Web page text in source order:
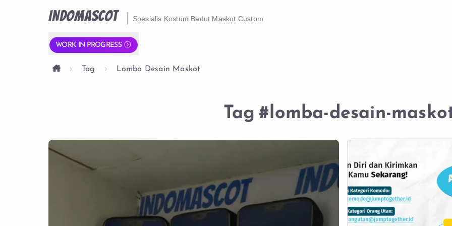
INDOMASCOT Spesialis Kostum Badut Maskot Custom
WORK IN PROGRESS
Tag Lomba Desain Maskot
Tag #lomba-desain-